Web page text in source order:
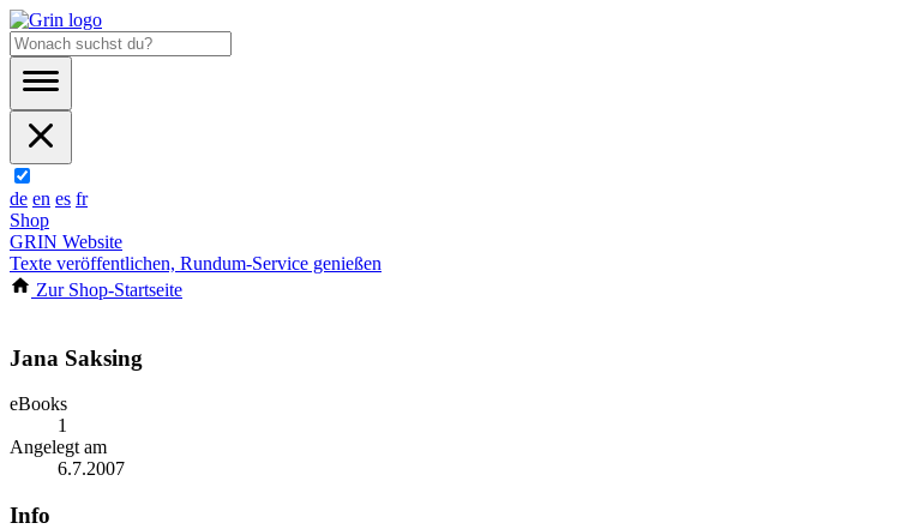
de en es fr
Shop
GRIN Website
Texte veröffentlichen, Rundum-Service genießen
Zur Shop-Startseite
Jana Saksing
eBooks
1
Angelegt am
6.7.2007
Info